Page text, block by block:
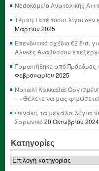
Νοσοκομείο Ανατολικής
Τέμπη: Ποτέ τόσοι λίγοι
Μαρτίου 2025
Επενδυτικό σχέδιο €2 δισ.
Αλυκές Αναβύσσου
Παραιτήθηκε από
Φεβρουαρίου 2025
Ναταλί Κακκαβά:
– «Θέλετε να μας
Φενάκη, τα μεγάλα λόγια
Σαρωνικό 20 Οκτωβρίου 2024
Κατηγορίες
Κατηγορίες